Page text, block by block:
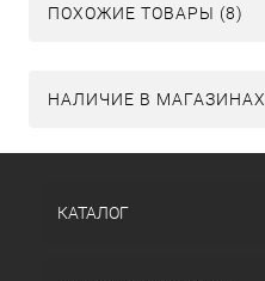
ПОХОЖИЕ ТОВАРЫ (8)
НАЛИЧИЕ В МАГАЗИНАХ
КАТАЛОГ